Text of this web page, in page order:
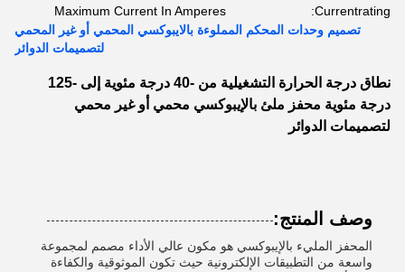
Currentrating:
Maximum Current In Amperes
تصميم وحدات المحكم المملوءة بالايبوكسي المحمي أو غير المحمي
لتصميمات الدوائر
نطاق درجة الحرارة التشغيلية من -40 درجة مئوية إلى -125
درجة مئوية محفز ملئ بالإيبوكسي محمي أو غير محمي
لتصميمات الدوائر
وصف المنتج:
المحفز المليء بالإيبوكسي هو مكون عالي الأداء مصمم لمجموعة
واسعة من التطبيقات الإلكترونية حيث تكون الموثوقية والكفاءة